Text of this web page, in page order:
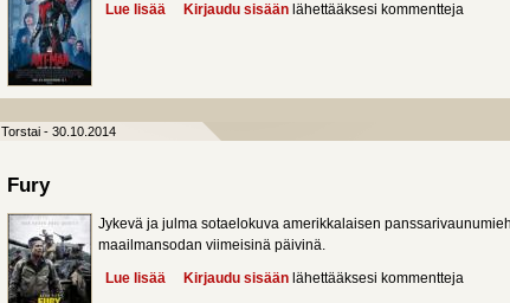
Lue lisää about Ant-Man
Kirjaudu sisään lähettääksesi kommentteja
Torstai - 30.10.2014
Fury
Jykevä ja julma sotaelokuva amerikkalaisen
maailmansodan viimeisinä päivinä.
Lue lisää about Fury
Kirjaudu sisään lähettääksesi kommentteja